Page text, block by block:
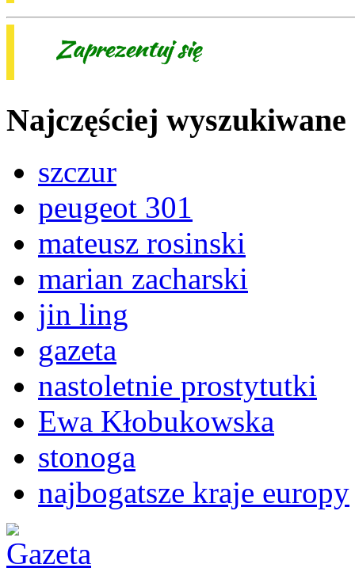
Najczęściej wyszukiwane
szczur
peugeot 301
mateusz rosinski
marian zacharski
jin ling
gazeta
nastoletnie prostytutki
Ewa Kłobukowska
stonoga
najbogatsze kraje europy